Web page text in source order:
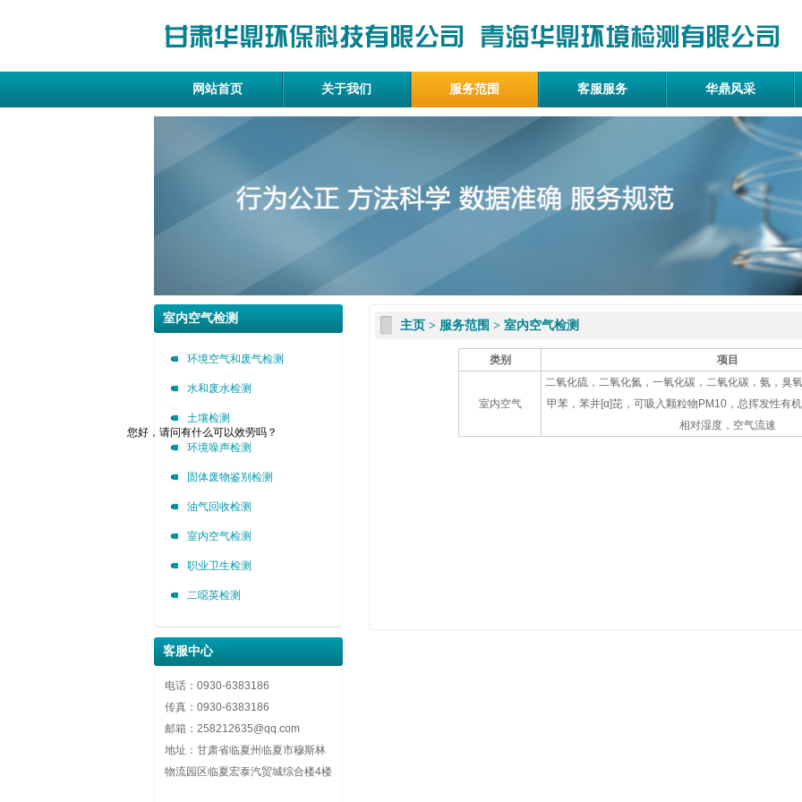
网站首页 关于我们 服务范围 客服服务 华鼎风采
室内空气检测
环境空气和废气检测
水和废水检测
土壤检测
环境噪声检测
固体废物鉴别检测
油气回收检测
室内空气检测
职业卫生检测
二噁英检测
客服中心
电话：0930-6383186
传真：0930-6383186
邮箱：258212635@qq.com
地址：甘肃省临夏州临夏市穆斯林
物流园区临夏宏泰汽贸城综合楼4楼
主页 > 服务范围 > 室内空气检测
类别 项目
室内空气
二氧化硫，二氧化氮，一氧化碳，二氧化碳，氨，臭
甲苯，苯并[α]芘，可吸入颗粒物PM10，总挥发性有
相对湿度，空气流速
您好，请问有什么可以效劳吗？